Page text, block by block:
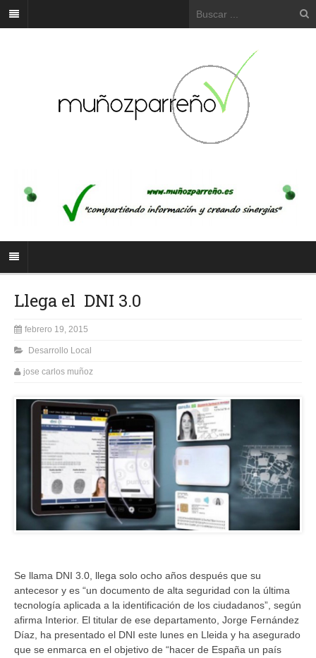
Llega el ‪ DNI‬ 3.0
febrero 19, 2015
Desarrollo Local
jose carlos muñoz
Se llama DNI 3.0, llega solo ocho años después que su
antecesor y es “un documento de alta seguridad con la última
tecnología aplicada a la identificación de los ciudadanos”, según
afirma Interior. El titular de ese departamento, Jorge Fernández
Díaz, ha presentado el DNI este lunes en Lleida y ha asegurado
que se enmarca en el objetivo de “hacer de España un país